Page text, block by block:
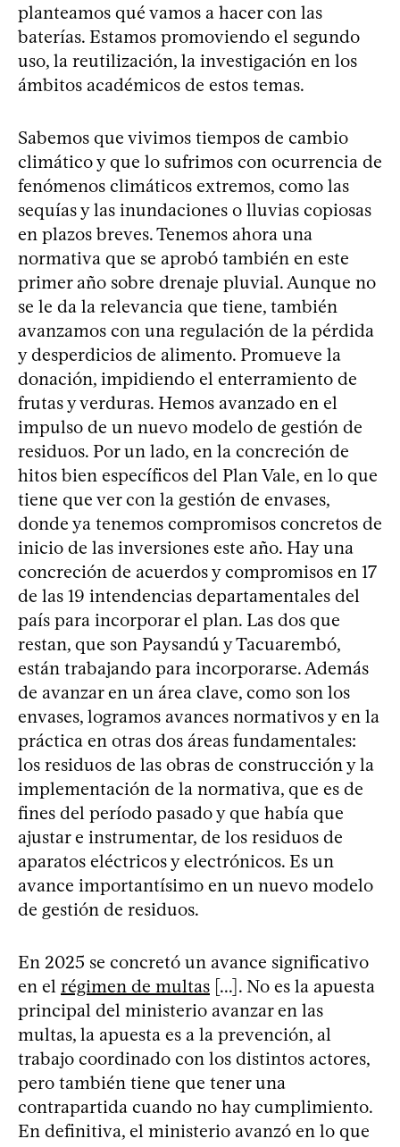
planteamos qué vamos a hacer con las
baterías. Estamos promoviendo el segundo
uso, la reutilización, la investigación en los
ámbitos académicos de estos temas.
Sabemos que vivimos tiempos de cambio
climático y que lo sufrimos con ocurrencia de
fenómenos climáticos extremos, como las
sequías y las inundaciones o lluvias copiosas
en plazos breves. Tenemos ahora una
normativa que se aprobó también en este
primer año sobre drenaje pluvial. Aunque no
se le da la relevancia que tiene, también
avanzamos con una regulación de la pérdida
y desperdicios de alimento. Promueve la
donación, impidiendo el enterramiento de
frutas y verduras. Hemos avanzado en el
impulso de un nuevo modelo de gestión de
residuos. Por un lado, en la concreción de
hitos bien específicos del Plan Vale, en lo que
tiene que ver con la gestión de envases,
donde ya tenemos compromisos concretos de
inicio de las inversiones este año. Hay una
concreción de acuerdos y compromisos en 17
de las 19 intendencias departamentales del
país para incorporar el plan. Las dos que
restan, que son Paysandú y Tacuarembó,
están trabajando para incorporarse. Además
de avanzar en un área clave, como son los
envases, logramos avances normativos y en la
práctica en otras dos áreas fundamentales:
los residuos de las obras de construcción y la
implementación de la normativa, que es de
fines del período pasado y que había que
ajustar e instrumentar, de los residuos de
aparatos eléctricos y electrónicos. Es un
avance importantísimo en un nuevo modelo
de gestión de residuos.
En 2025 se concretó un avance significativo
en el régimen de multas [...]. No es la apuesta
principal del ministerio avanzar en las
multas, la apuesta es a la prevención, al
trabajo coordinado con los distintos actores,
pero también tiene que tener una
contrapartida cuando no hay cumplimiento.
En definitiva, el ministerio avanzó en lo que